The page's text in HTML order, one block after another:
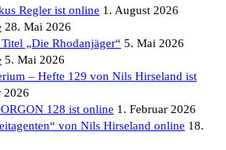
Regler ist online 1. August 2026
28. Mai 2026
„Die Rhodanjäger“ 5. Mai 2026
5. Mai 2026
– Hefte 129 von Nils Hirseland ist
2026
128 ist online 1. Februar 2026
von Nils Hirseland online 18.